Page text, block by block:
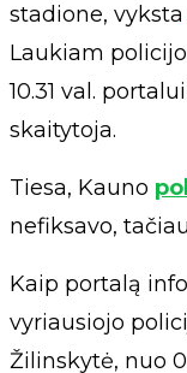
stadione, vyksta
Laukiam
10.31 val.
skaitytoja.
Tiesa, Kauno
nefiksavo,
Kaip portalą
vyriausiojo
Žilinskytė, nuo